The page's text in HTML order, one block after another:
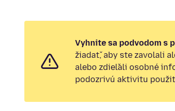
Vyhnite sa podvodom s
žiadať, aby ste zavolali
alebo zdieľali osobné
podozrivú aktivitu